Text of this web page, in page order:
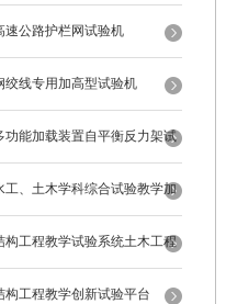
速公路护栏网试验机
绞线专用加高型试验机
功能加载装置自平衡反力架试
系统
工、土木学科综合试验教学加
系统
构工程教学试验系统土木工程
验设备
构工程教学创新试验平台